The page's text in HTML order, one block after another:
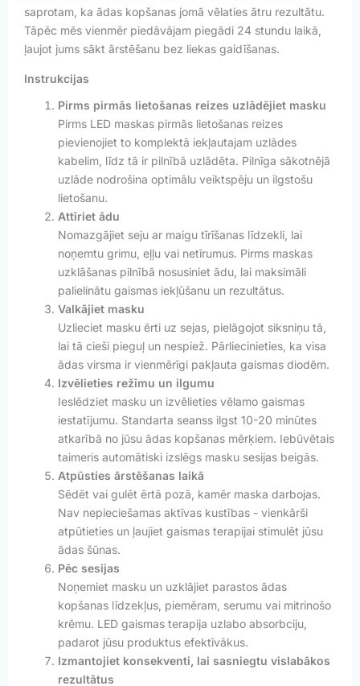
saprotam, ka ādas kopšanas jomā vēlaties ātru rezultātu.
Tāpēc mēs vienmēr piedāvājam piegādi 24 stundu laikā,
ļaujot jums sākt ārstēšanu bez liekas gaidīšanas.
Instrukcijas
Pirms pirmās lietošanas reizes uzlādējiet masku
Pirms LED maskas pirmās lietošanas reizes
pievienojiet to komplektā iekļautajam uzlādes
kabelim, līdz tā ir pilnībā uzlādēta. Pilnīga sākotnējā
uzlāde nodrošina optimālu veiktspēju un ilgstošu
lietošanu.
Attīriet ādu
Nomazgājiet seju ar maigu tīrīšanas līdzekli, lai
noņemtu grimu, eļļu vai netīrumus. Pirms maskas
uzklāšanas pilnībā nosusiniet ādu, lai maksimāli
palielinātu gaismas iekļūšanu un rezultātus.
Valkājiet masku
Uzlieciet masku ērti uz sejas, pielāgojot siksniņu tā,
lai tā cieši pieguļ un nespiež. Pārliecinieties, ka visa
ādas virsma ir vienmērīgi pakļauta gaismas diodēm.
Izvēlieties režīmu un ilgumu
Ieslēdziet masku un izvēlieties vēlamo gaismas
iestatījumu. Standarta seanss ilgst 10-20 minūtes
atkarībā no jūsu ādas kopšanas mērķiem. Iebūvētais
taimeris automātiski izslēgs masku sesijas beigās.
Atpūsties ārstēšanas laikā
Sēdēt vai gulēt ērtā pozā, kamēr maska darbojas.
Nav nepieciešamas aktīvas kustības - vienkārši
atpūtieties un ļaujiet gaismas terapijai stimulēt jūsu
ādas šūnas.
Pēc sesijas
Noņemiet masku un uzklājiet parastos ādas
kopšanas līdzekļus, piemēram, serumu vai mitrinošo
krēmu. LED gaismas terapija uzlabo absorbciju,
padarot jūsu produktus efektīvākus.
Izmantojiet konsekventi, lai sasniegtu vislabākos
rezultātus